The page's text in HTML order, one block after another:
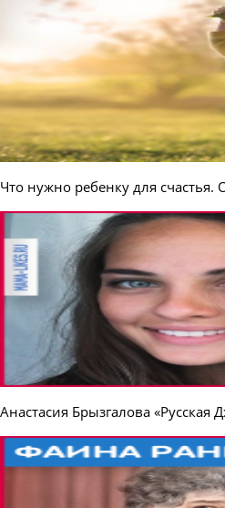
Что нужно ребенку для счастья.
Анастасия Брызгалова